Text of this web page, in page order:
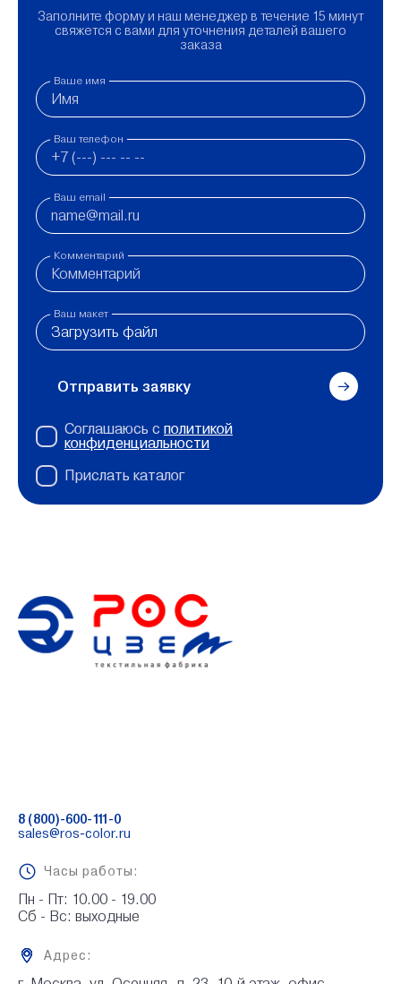
Заполните форму и наш менеджер в течение 15 минут
свяжется с вами для уточнения деталей вашего
заказа
Ваше имя
Ваш телефон
Ваш email
Комментарий
Ваш макет
Загрузить файл
Отправить заявку
Соглашаюсь с политикой
конфиденциальности
Прислать каталог
8 (800)-600-111-0
sales@ros-color.ru
Часы работы:
Пн - Пт: 10.00 - 19.00
Сб - Вс: выходные
Адрес: